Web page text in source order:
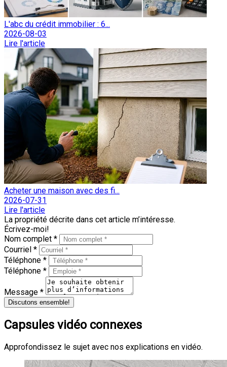
L'abc du crédit immobilier : 6...
2026-08-03
Lire l'article
Acheter une maison avec des fi...
2026-07-31
Lire l'article
La propriété décrite dans cet article m’intéresse.
Écrivez-moi!
Nom complet *
Courriel *
Téléphone *
Téléphone *
Message *
Discutons ensemble!
Capsules vidéo connexes
Approfondissez le sujet avec nos explications en vidéo.